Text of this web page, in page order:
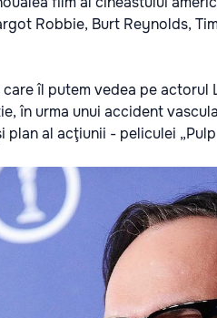
Robbie, Burt Reynolds,
îl putem vedea pe actorul
în urma unui accident
al acţiunii - peliculei